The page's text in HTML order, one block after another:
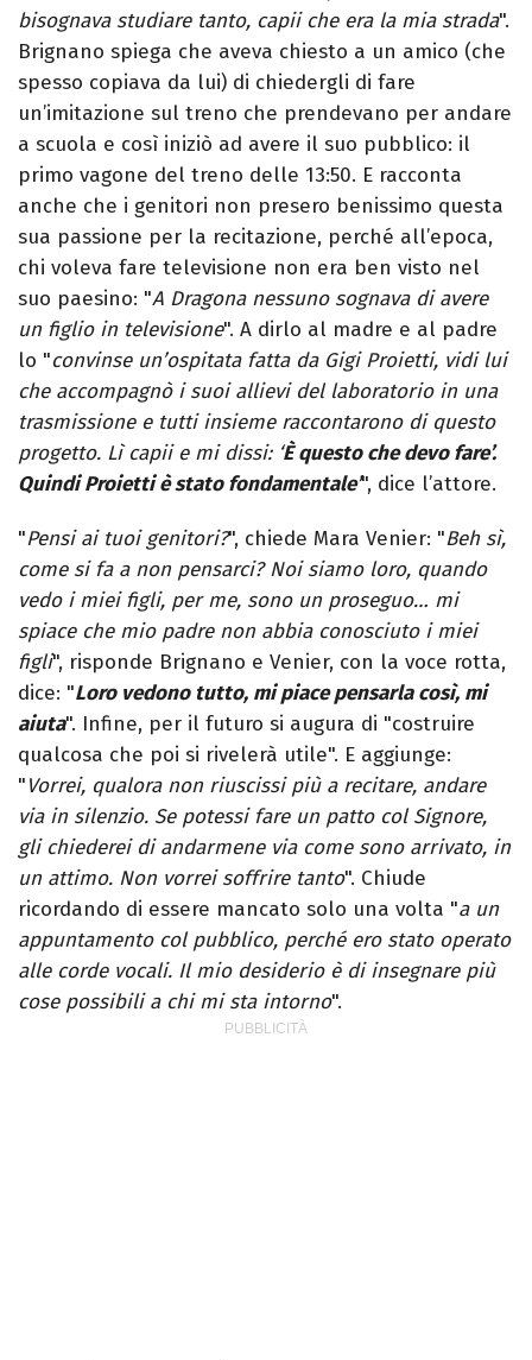
bisognava studiare tanto, capii che era la mia strada".
Brignano spiega che aveva chiesto a un amico (che
spesso copiava da lui) di chiedergli di fare
un’imitazione sul treno che prendevano per andare
a scuola e così iniziò ad avere il suo pubblico: il
primo vagone del treno delle 13:50. E racconta
anche che i genitori non presero benissimo questa
sua passione per la recitazione, perché all’epoca,
chi voleva fare televisione non era ben visto nel
suo paesino: "A Dragona nessuno sognava di avere
un figlio in televisione". A dirlo al madre e al padre
lo "convinse un’ospitata fatta da Gigi Proietti, vidi lui
che accompagnò i suoi allievi del laboratorio in una
trasmissione e tutti insieme raccontarono di questo
progetto. Lì capii e mi dissi: ‘È questo che devo fare’.
Quindi Proietti è stato fondamentale’", dice l’attore.
"Pensi ai tuoi genitori?", chiede Mara Venier: "Beh sì,
come si fa a non pensarci? Noi siamo loro, quando
vedo i miei figli, per me, sono un proseguo… mi
spiace che mio padre non abbia conosciuto i miei
figli", risponde Brignano e Venier, con la voce rotta,
dice: "Loro vedono tutto, mi piace pensarla così, mi
aiuta". Infine, per il futuro si augura di "costruire
qualcosa che poi si rivelerà utile". E aggiunge:
"Vorrei, qualora non riuscissi più a recitare, andare
via in silenzio. Se potessi fare un patto col Signore,
gli chiederei di andarmene via come sono arrivato, in
un attimo. Non vorrei soffrire tanto". Chiude
ricordando di essere mancato solo una volta "a un
appuntamento col pubblico, perché ero stato operato
alle corde vocali. Il mio desiderio è di insegnare più
cose possibili a chi mi sta intorno".